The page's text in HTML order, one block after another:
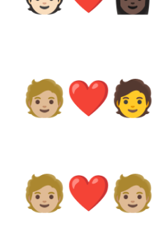
🧑🏼‍❤️‍🧑
🧑🏼‍❤️‍🧑🏼